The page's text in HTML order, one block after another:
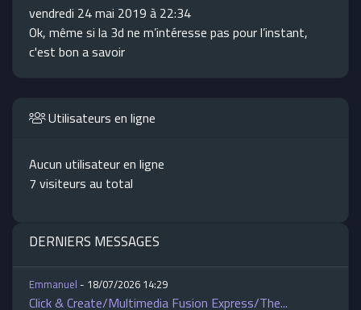
vendredi 24 mai 2019 à 22:34
Ok, même si la 3d ne m’intéresse pas pour l’instant,
c'est bon a savoir
Utilisateurs en ligne
Aucun utilisateur en ligne
7 visiteurs au total
DERNIERS MESSAGES
Emmanuel- 18/07/2026 14:29
Click & Create/Multimedia Fusion Express/The...